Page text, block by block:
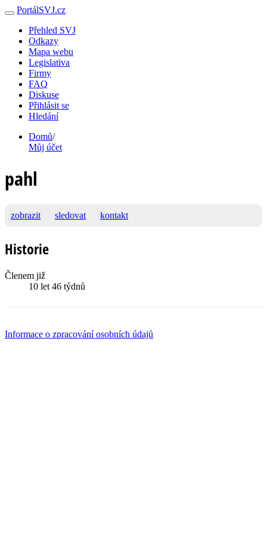
PortálSVJ.cz
Přehled SVJ
Odkazy
Mapa webu
Legislativa
Firmy
FAQ
Diskuse
Přihlásit se
Hledání
Domů/
Můj účet
pahl
zobrazit sledovat kontakt
Historie
Členem již
10 let 46 týdnů
Informace o zpracování osobních údajů